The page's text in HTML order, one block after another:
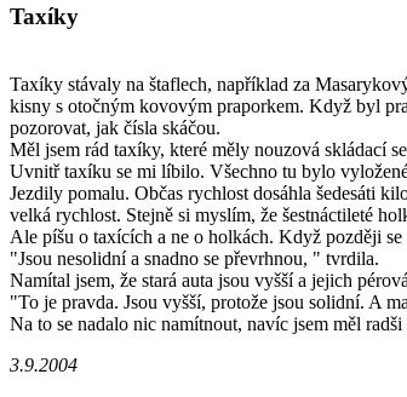
Taxíky
Taxíky stávaly na štaflech, například za
kisny s otočným kovovým praporkem. Když byl
pozorovat, jak čísla skáčou.
Měl jsem rád taxíky, které měly nouzová skládací
Uvnitř taxíku se mi líbilo. Všechno tu bylo
Jezdily pomalu. Občas rychlost dosáhla šedesáti
velká rychlost. Stejně si myslím, že šestnáctileté
Ale píšu o taxících a ne o holkách. Když později
"Jsou nesolidní a snadno se převrhnou, " tvrdila.
Namítal jsem, že stará auta jsou vyšší a jejich
"To je pravda. Jsou vyšší, protože jsou solidní. A
Na to se nadalo nic namítnout, navíc jsem měl
3.9.2004